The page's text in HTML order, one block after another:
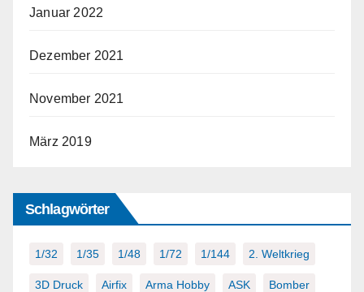
Januar 2022
Dezember 2021
November 2021
März 2019
Schlagwörter
1/32 1/35 1/48 1/72 1/144 2. Weltkrieg
3D Druck Airfix Arma Hobby ASK Bomber